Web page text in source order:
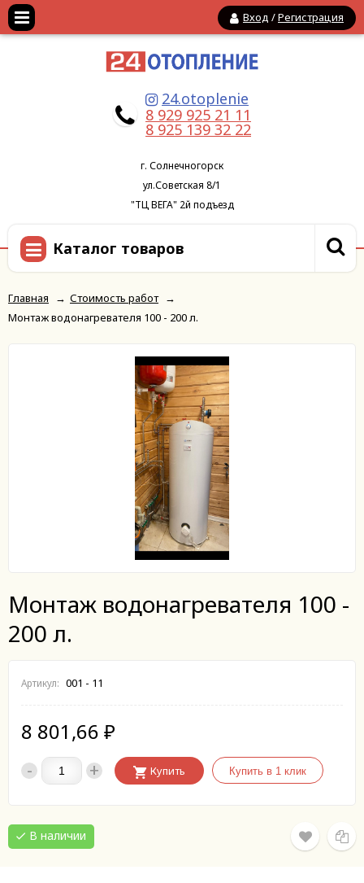
Вход /Регистрация
24.otoplenie
8 929 925 21 11
8 925 139 32 22
г. Солнечногорск
ул.Советская 8/1
"ТЦ ВЕГА" 2й подъезд
Каталог товаров
Главная → Стоимость работ →
Монтаж водонагревателя 100 - 200 л.
Монтаж водонагревателя 100 -
200 л.
Артикул: 001 - 11
8 801,66 ₽
- + Купить
В наличии